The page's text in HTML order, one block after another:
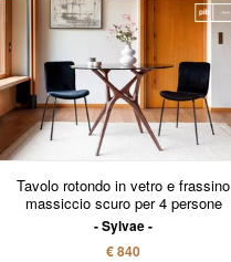
Tavolo rotondo in vetro e frassino
massiccio scuro per 4 persone
Sylvae
€ 840